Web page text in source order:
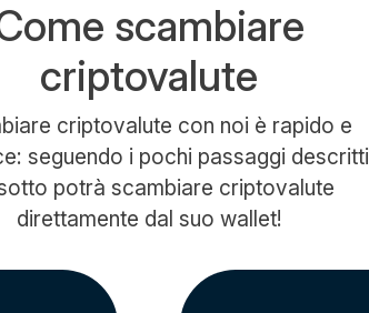
scambiare
criptovalute
criptovalute con noi è rapido e
seguendo i pochi passaggi descritti
potrà scambiare criptovalute
direttamente dal suo wallet!